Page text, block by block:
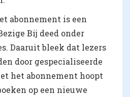
abonnement is een
Bij deed onder
Daaruit bleek dat lezers
door gespecialiseerde
het abonnement hoopt
op een nieuwe